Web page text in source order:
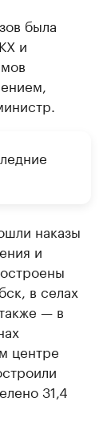
была
и
наказы
и
в селах
— в
центре
31,4